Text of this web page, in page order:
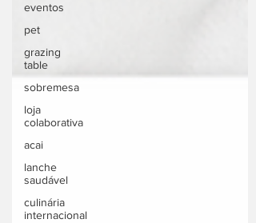
eventos
pet
grazing
table
sobremesa
loja
colaborativa
acai
lanche
saudável
culinária
internacional